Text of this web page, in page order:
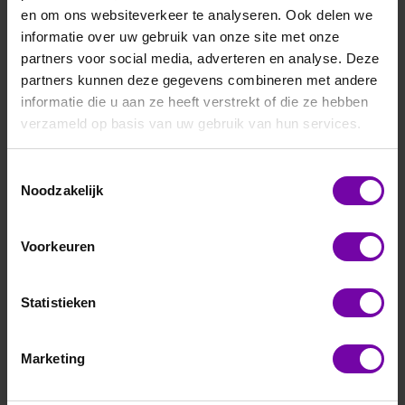
en om ons websiteverkeer te analyseren. Ook delen we
informatie over uw gebruik van onze site met onze
partners voor social media, adverteren en analyse. Deze
partners kunnen deze gegevens combineren met andere
informatie die u aan ze heeft verstrekt of die ze hebben
verzameld op basis van uw gebruik van hun services.
Noodzakelijk
Voorkeuren
Statistieken
Marketing
of Ethernet) en optioneel via een geïntegreerd display met
datalogfunctie, wat helpt bij predictive maintenance en
procesbewaking.
Filteren en sorteren
EE360 serie vocht